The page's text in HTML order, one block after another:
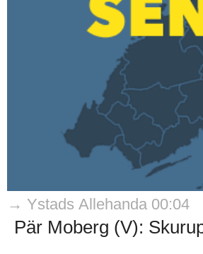
→ Ystads Allehanda 00:04
Pär Moberg (V):